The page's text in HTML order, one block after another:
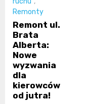
Remonty
Remont ul.
Brata
Alberta:
Nowe
wyzwania
dla
kierowców
od jutra!